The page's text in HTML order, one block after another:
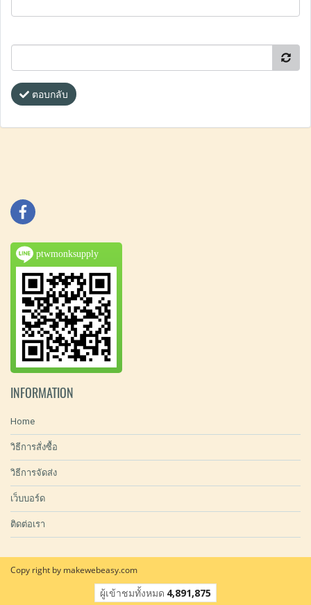
ตอบกลับ
ptwmonksupply
INFORMATION
Home
วิธีการสั่งซื้อ
วิธีการจัดส่ง
เว็บบอร์ด
ติดต่อเรา
Copy right by makewebeasy.com
ผู้เข้าชมทั้งหมด 4,891,875